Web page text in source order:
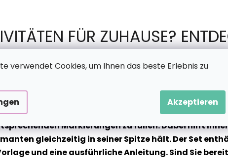
verwendet Cookies, um Ihnen das beste Erlebnis zu
Akzeptieren
FÜR ZUHAUSE?
PRODUKTION IN
wird auf eine klebrige Leinwand vorgedruckt und
Markierungen zu füllen. Dabei hilft
gleichzeitig in seiner Spitze hält. Der Set
und eine ausführliche Anleitung. Sind Sie